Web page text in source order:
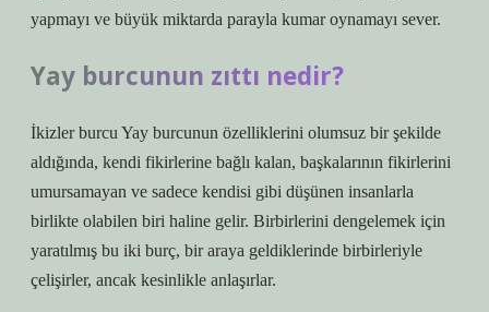
yapmayı ve büyük miktarda parayla kumar oynamayı sever.
Yay burcunun zıttı nedir?
İkizler burcu Yay burcunun özelliklerini olumsuz bir şekilde
aldığında, kendi fikirlerine bağlı kalan, başkalarının fikirlerini
umursamayan ve sadece kendisi gibi düşünen insanlarla
birlikte olabilen biri haline gelir. Birbirlerini dengelemek için
yaratılmış bu iki burç, bir araya geldiklerinde birbirleriyle
çelişirler, ancak kesinlikle anlaşırlar.